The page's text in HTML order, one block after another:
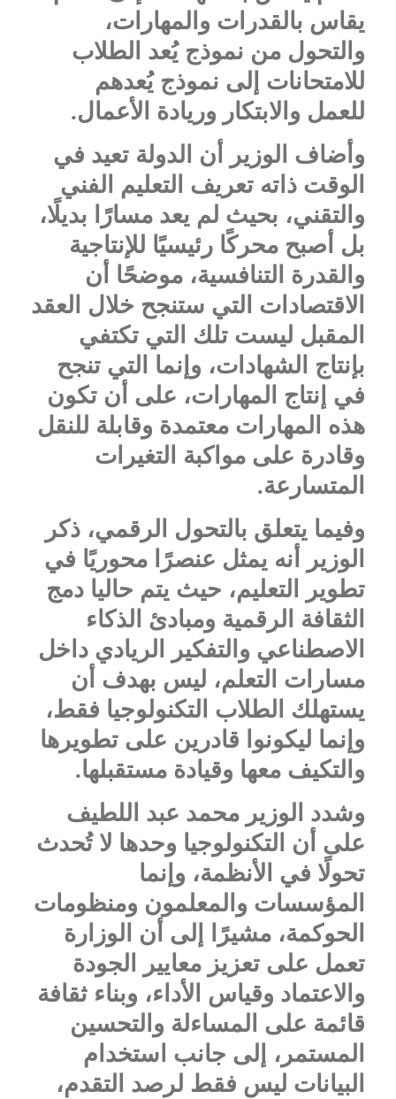
يقاس بالقدرات والمهارات،
والتحول من نموذج يُعد الطلاب
للامتحانات إلى نموذج يُعدهم
للعمل والابتكار وريادة الأعمال.
وأضاف الوزير أن الدولة تعيد في
الوقت ذاته تعريف التعليم الفني
والتقني، بحيث لم يعد مسارًا بديلًا،
بل أصبح محركًا رئيسيًا للإنتاجية
والقدرة التنافسية، موضحًا أن
الاقتصادات التي ستنجح خلال العقد
المقبل ليست تلك التي تكتفي
بإنتاج الشهادات، وإنما التي تنجح
في إنتاج المهارات، على أن تكون
هذه المهارات معتمدة وقابلة للنقل
وقادرة على مواكبة التغيرات
المتسارعة.
وفيما يتعلق بالتحول الرقمي، ذكر
الوزير أنه يمثل عنصرًا محوريًا في
تطوير التعليم، حيث يتم حاليا دمج
الثقافة الرقمية ومبادئ الذكاء
الاصطناعي والتفكير الريادي داخل
مسارات التعلم، ليس بهدف أن
يستهلك الطلاب التكنولوجيا فقط،
وإنما ليكونوا قادرين على تطويرها
والتكيف معها وقيادة مستقبلها.
وشدد الوزير محمد عبد اللطيف
على أن التكنولوجيا وحدها لا تُحدث
تحولًا في الأنظمة، وإنما
المؤسسات والمعلمون ومنظومات
الحوكمة، مشيرًا إلى أن الوزارة
تعمل على تعزيز معايير الجودة
والاعتماد وقياس الأداء، وبناء ثقافة
قائمة على المساءلة والتحسين
المستمر، إلى جانب استخدام
البيانات ليس فقط لرصد التقدم،